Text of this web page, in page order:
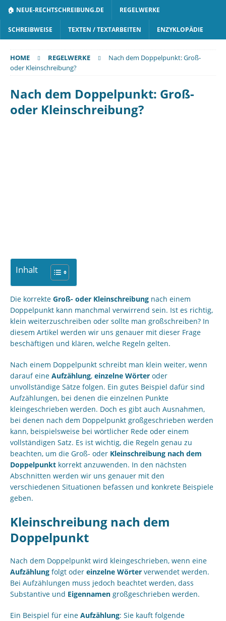
🏠 NEUE-RECHTSCHREIBUNG.DE REGELWERKE
SCHREIBWEISE TEXTEN / TEXTARBEITEN ENZYKLOPÄDIE
HOME REGELWERKE
Nach dem Doppelpunkt: Groß-
oder Kleinschreibung?
Nach dem Doppelpunkt: Groß-
oder Kleinschreibung?
Inhalt
Die korrekte Groß- oder Kleinschreibung nach einem
Doppelpunkt kann manchmal verwirrend sein. Ist es richtig,
klein weiterzuschreiben oder sollte man großschreiben? In
diesem Artikel werden wir uns genauer mit dieser Frage
beschäftigen und klären, welche Regeln gelten.
Nach einem Doppelpunkt schreibt man klein weiter, wenn
darauf eine Aufzählung, einzelne Wörter oder
unvollständige Sätze folgen. Ein gutes Beispiel dafür sind
Aufzählungen, bei denen die einzelnen Punkte
kleingeschrieben werden. Doch es gibt auch Ausnahmen,
bei denen nach dem Doppelpunkt großgeschrieben werden
kann, beispielsweise bei wörtlicher Rede oder einem
vollständigen Satz. Es ist wichtig, die Regeln genau zu
beachten, um die Groß- oder Kleinschreibung nach dem
Doppelpunkt korrekt anzuwenden. In den nächsten
Abschnitten werden wir uns genauer mit den
verschiedenen Situationen befassen und konkrete Beispiele
geben.
Kleinschreibung nach dem
Doppelpunkt
Nach dem Doppelpunkt wird kleingeschrieben, wenn eine
Aufzählung folgt oder einzelne Wörter verwendet werden.
Bei Aufzählungen muss jedoch beachtet werden, dass
Substantive und Eigennamen großgeschrieben werden.
Ein Beispiel für eine Aufzählung: Sie kauft folgende